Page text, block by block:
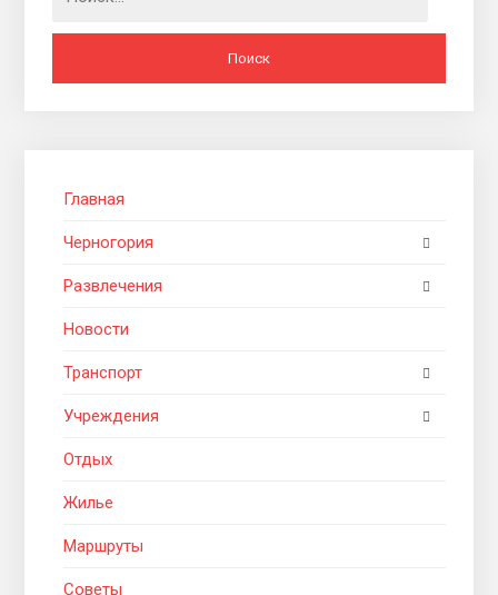
Главная
Черногория
Развлечения
Новости
Транспорт
Учреждения
Отдых
Жилье
Маршруты
Советы